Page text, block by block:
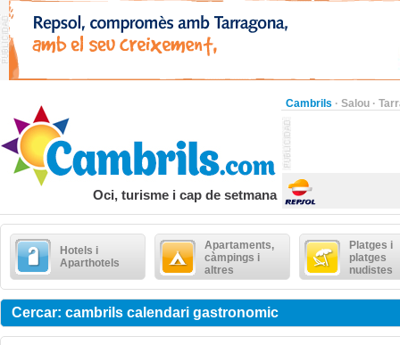
Cambrils · Salou ·
Oci, turisme i cap de setmana
Hotels i
Aparthotels
Apartaments,
càmpings i
altres
Platges i
platges
nudistes
Cercar: cambrils calendari gastronomic